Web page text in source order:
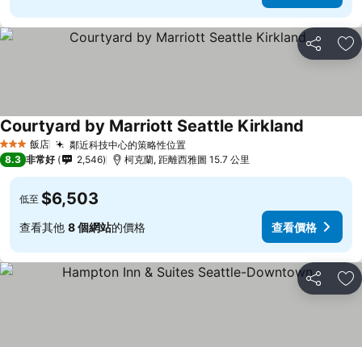
分享 加
3 星級 飯店 鄰近科技中心的策略性位置
Courtyard by Marriott Seattle Kirkland
8.3 非常好 2,546 柯克蘭, 距離西雅圖 15.7 公里
低至 $6,503
查看其他 8 個網站的價格 查看價格
分享 加